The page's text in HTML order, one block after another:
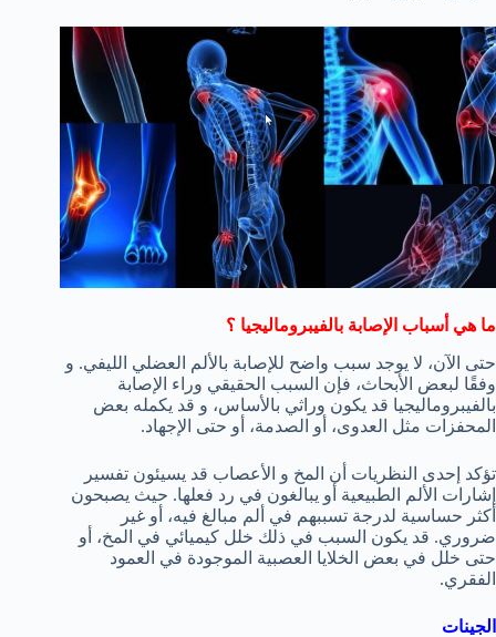
ما هي أسباب الإصابة بالفيبروماليجيا ؟
حتى الآن، لا يوجد سبب واضح للإصابة بالألم العضلي الليفي. و
وفقًا لبعض الأبحاث، فإن السبب الحقيقي وراء الإصابة
بالفيبروماليجيا قد يكون وراثي بالأساس، و قد يكمله بعض
المحفزات مثل العدوى، أو الصدمة، أو حتى الإجهاد.
تؤكد إحدى النظريات أن المخ و الأعصاب قد يسيئون تفسير
إشارات الألم الطبيعية أو يبالغون في رد فعلها. حيث يصبحون
أكثر حساسية لدرجة تسببهم في ألم مبالغ فيه، أو غير
ضروري. قد يكون السبب في ذلك خلل كيميائي في المخ، أو
حتى خلل في بعض الخلايا العصبية الموجودة في العمود
الفقري.
الجينات